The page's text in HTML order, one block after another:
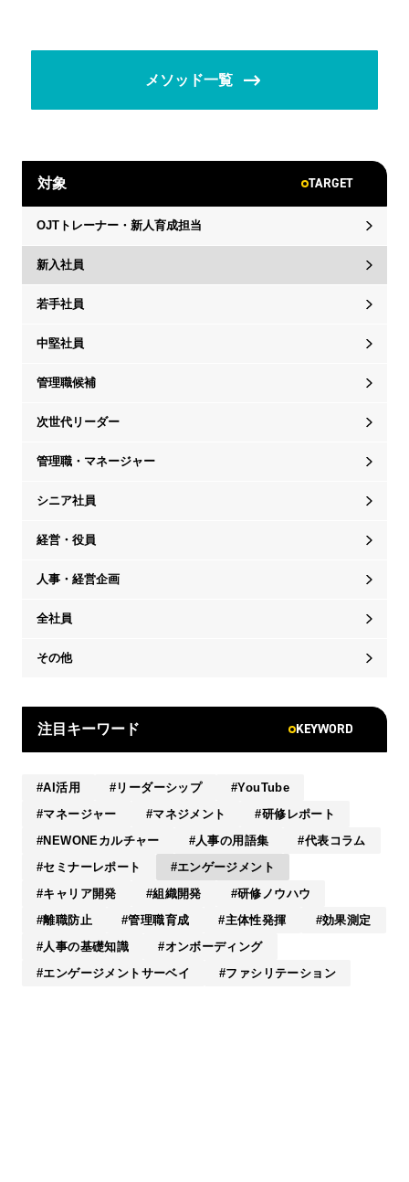
メソッド一覧
対象 TARGET
OJTトレーナー・新人育成担当
新入社員
若手社員
中堅社員
管理職候補
次世代リーダー
管理職・マネージャー
シニア社員
経営・役員
人事・経営企画
全社員
その他
注目キーワード KEYWORD
AI活用 リーダーシップ
YouTube
マネージャー
マネジメント
研修レポート
NEWONEカルチャー
人事の用語集
代表コラム
セミナーレポート
エンゲージメント
キャリア開発
組織開発
研修ノウハウ
離職防止
管理職育成 主体性発揮
効果測定
人事の基礎知識
オンボーディング
エンゲージメントサーベイ
ファシリテーション